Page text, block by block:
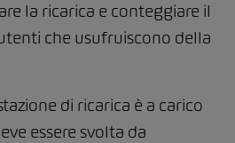
la ricarica e conteggiare il
che usufruiscono della
di ricarica è a carico
essere svolta da